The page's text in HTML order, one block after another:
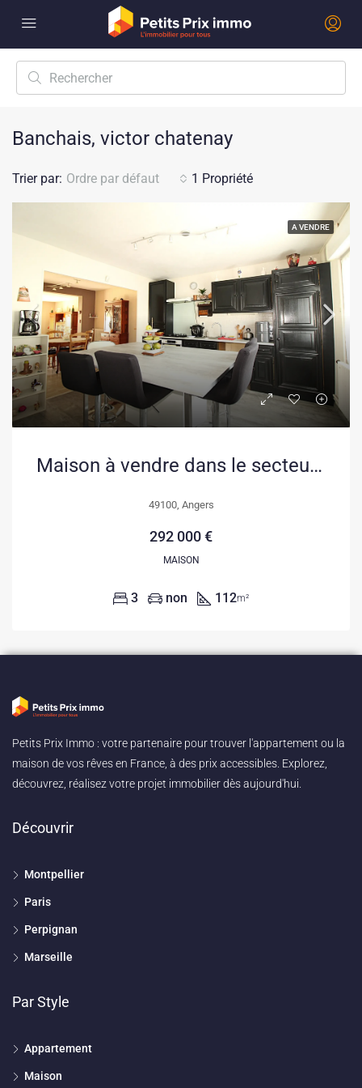
Banchais, victor chatenay
1 Propriété
Trier par: Ordre par défaut
A VENDRE
Maison à vendre dans le secteur Banchais à Angers avec 3 chambres
49100, Angers
292 000 €
MAISON
3 non 112m²
Petits Prix Immo : votre partenaire pour trouver l'appartement ou la
maison de vos rêves en France, à des prix accessibles. Explorez,
découvrez, réalisez votre projet immobilier dès aujourd'hui.
Découvrir
Montpellier
Paris
Perpignan
Marseille
Par Style
Appartement
Maison